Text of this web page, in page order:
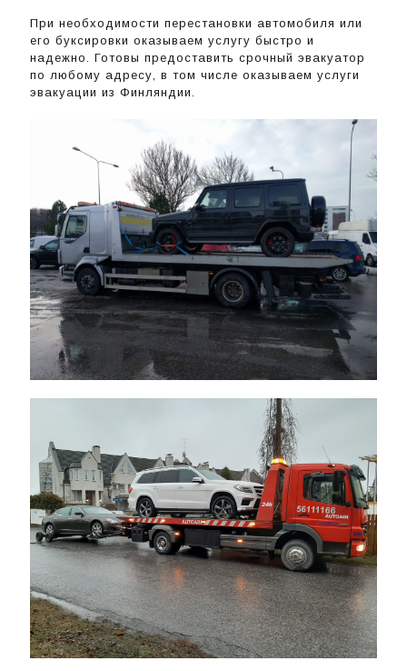
При необходимости перестановки автомобиля или
его буксировки оказываем услугу быстро и
надежно. Готовы предоставить срочный эвакуатор
по любому адресу, в том числе оказываем услуги
эвакуации из Финляндии.